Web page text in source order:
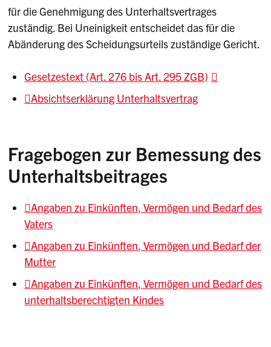
für die Genehmigung des Unterhaltsvertrages
zuständig. Bei Uneinigkeit entscheidet das für die
Abänderung des Scheidungsurteils zuständige Gericht.
Gesetzestext (Art. 276 bis Art. 295 ZGB)
Absichtserklärung Unterhaltsvertrag
Fragebogen zur Bemessung des
Unterhaltsbeitrages
Angaben zu Einkünften, Vermögen und Bedarf des
Vaters
Angaben zu Einkünften, Vermögen und Bedarf der
Mutter
Angaben zu Einkünften, Vermögen und Bedarf des
unterhaltsberechtigten Kindes